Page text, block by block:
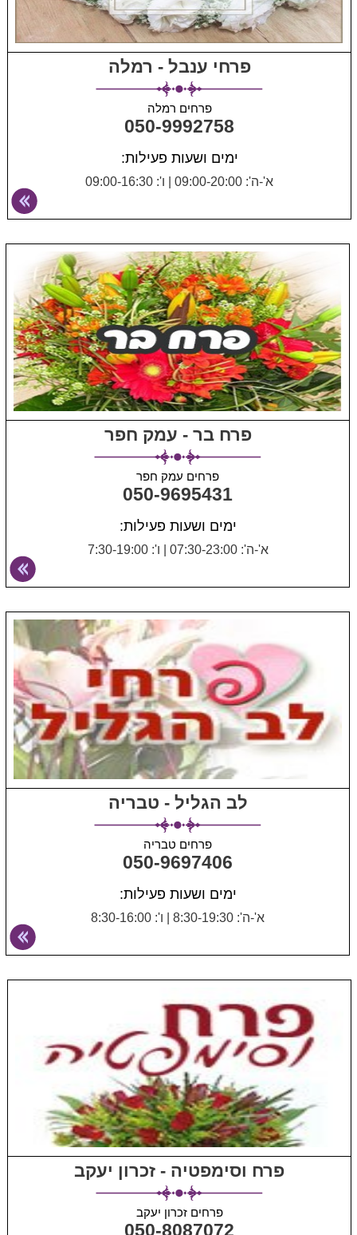
פרחי ענבל - רמלה
פרחים רמלה
050-9992758
ימים ושעות פעילות:
א'-ה': 09:00-20:00 ו': 09:00-16:30
פרח בר - עמק חפר
פרחים עמק חפר
050-9695431
ימים ושעות פעילות:
א'-ה': 07:30-23:00 ו': 7:30-19:00
לב הגליל - טבריה
פרחים טבריה
050-9697406
ימים ושעות פעילות:
א'-ה': 8:30-19:30 ו': 8:30-16:00
פרח וסימפטיה - זכרון יעקב
פרחים זכרון יעקב
050-8087072